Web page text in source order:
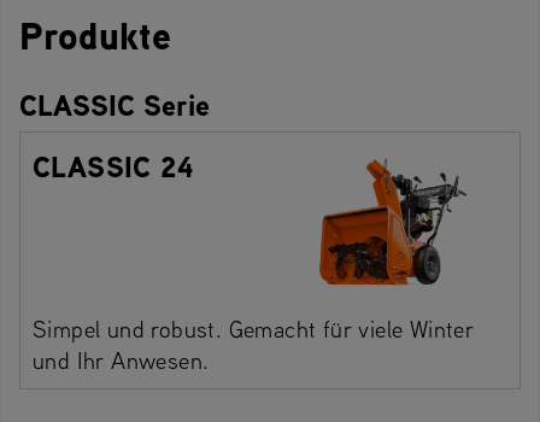
Produkte
CLASSIC Serie
CLASSIC 24
Simpel und robust. Gemacht für viele Winter
und Ihr Anwesen.